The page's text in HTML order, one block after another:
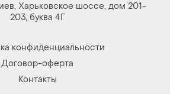
Харьковское шоссе, дом 201-
203, буква 4Г
конфиденциальности
Договор-оферта
Контакты